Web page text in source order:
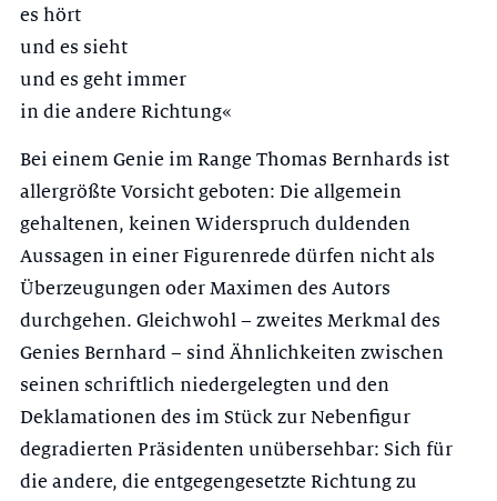
es hört
und es sieht
und es geht immer
in die andere Richtung«
Bei einem Genie im Range Thomas Bernhards ist
allergrößte Vorsicht geboten: Die allgemein
gehaltenen, keinen Widerspruch duldenden
Aussagen in einer Figurenrede dürfen nicht als
Überzeugungen oder Maximen des Autors
durchgehen. Gleichwohl – zweites Merkmal des
Genies Bernhard – sind Ähnlichkeiten zwischen
seinen schriftlich niedergelegten und den
Deklamationen des im Stück zur Nebenfigur
degradierten Präsidenten unübersehbar: Sich für
die andere, die entgegengesetzte Richtung zu